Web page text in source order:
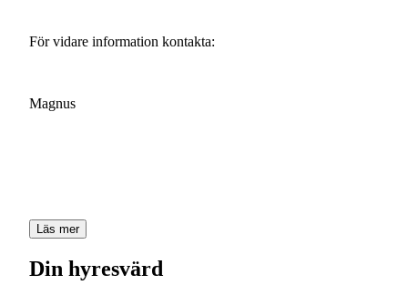
Förvidare information kontakta:
Magnus
Läs mer
Din hyresvärd